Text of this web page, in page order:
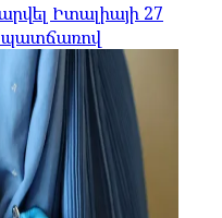
Իտալիայի 27
պատճառով